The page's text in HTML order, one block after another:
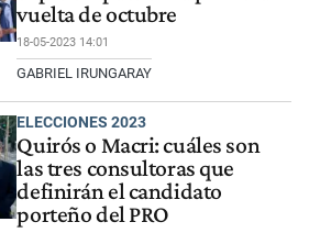
vuelta de octubre
18-05-2023 14:01
GABRIEL IRUNGARAY
ELECCIONES 2023
Quirós o Macri: cuáles son
las tres consultoras que
definirán el candidato
porteño del PRO